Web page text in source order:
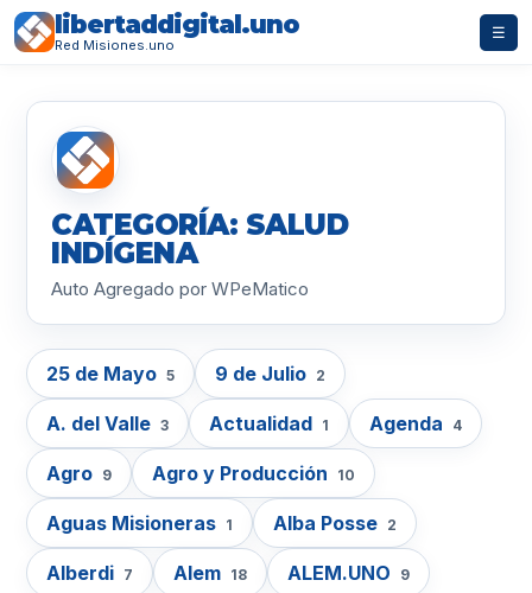
libertaddigital.uno
Red Misiones.uno
☰
CATEGORÍA: SALUD
INDÍGENA
Auto Agregado por WPeMatico
25 de Mayo 5 9 de Julio 2
A. del Valle 3 Actualidad 1 Agenda 4
Agro 9 Agro y Producción 10
Aguas Misioneras 1 Alba Posse 2
Alberdi 7 Alem 18 ALEM.UNO 9